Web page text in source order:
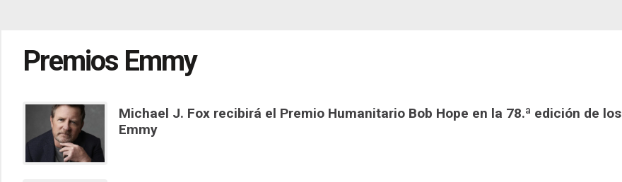
Premios Emmy
Michael J. Fox recibirá el Premio Humanitario Bob Hope en la 78.ª edición de los
Emmy